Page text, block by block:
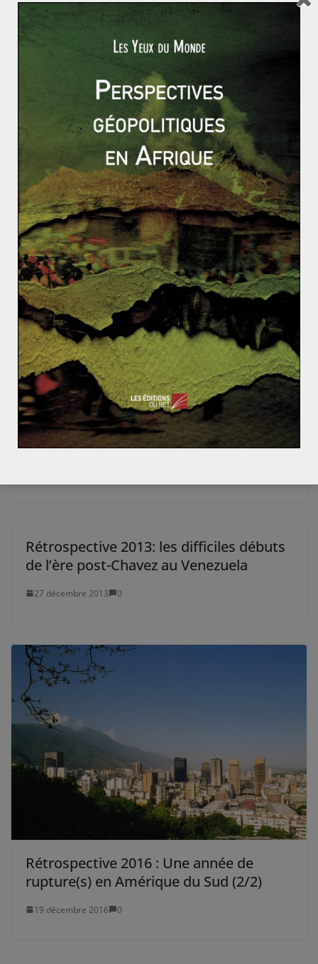
d’eau douce en rentrant dans leurs pays d’origine où
l’eau est une denrée rare.
Dans le but d’assurer une meilleure gestion du fleuve,
huit pays du bassin amazonien ont signé le Traité de
coopération amazonienne (ACT) en 1978, puis se sont
entendus pour la création de l’Organisation du traité de
coopération amazonienne en 1998. Cette dernière a
pour mission d’appliquer les objectifs du traité :
protection de l’environnement, utilisation rationnelle
des ressources, liberté de navigation…
Malheureusement, cette gestion durable primordiale
se heurte parfois aux intérêts divergents des Etats
membres de l’organisation.
Israël : Netanyahou est-il prêt à tout pour gagner ?
Le Nigéria, géant africain aux pieds d’argile
La « supercommission » américaine sur
la dette échoue : quelles conséquences
pour les Etats-Unis et le reste du monde
?
Rétrospective 2013: les difficiles débuts
de l’ère post-Chavez au Venezuela
27 décembre 2013 0
Rétrospective 2016 : Une année de
rupture(s) en Amérique du Sud (2/2)
19 décembre 2016 0